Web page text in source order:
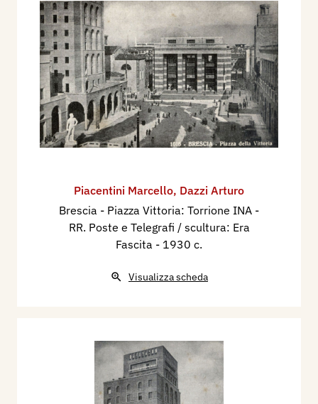
Piacentini Marcello, Dazzi Arturo
Brescia - Piazza Vittoria: Torrione INA -
RR. Poste e Telegrafi / scultura: Era
Fascita - 1930 c.
Visualizza scheda